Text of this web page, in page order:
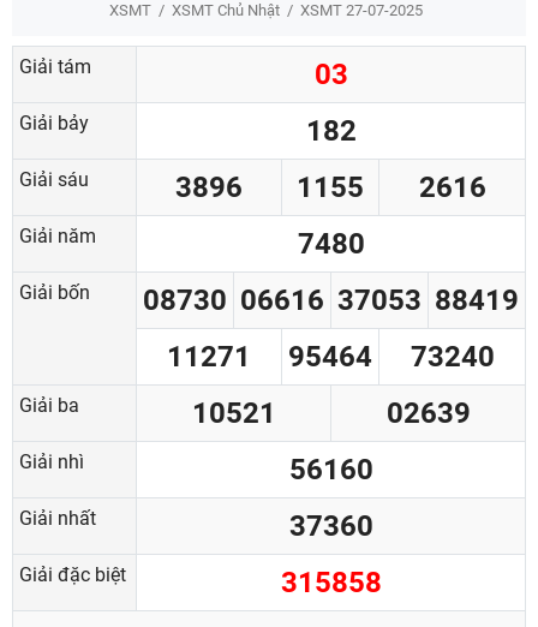
XSMT XSMT Chủ Nhật XSMT 27-07-2025
Giải tám 03
Giải bảy 182
Giải sáu 3896 1155 2616
Giải năm 7480
Giải bốn 08730 06616 37053 88419
11271
95464 73240
Giải ba 10521 02639
Giải nhì 56160
Giải nhất 37360
Giải đặc biệt 315858